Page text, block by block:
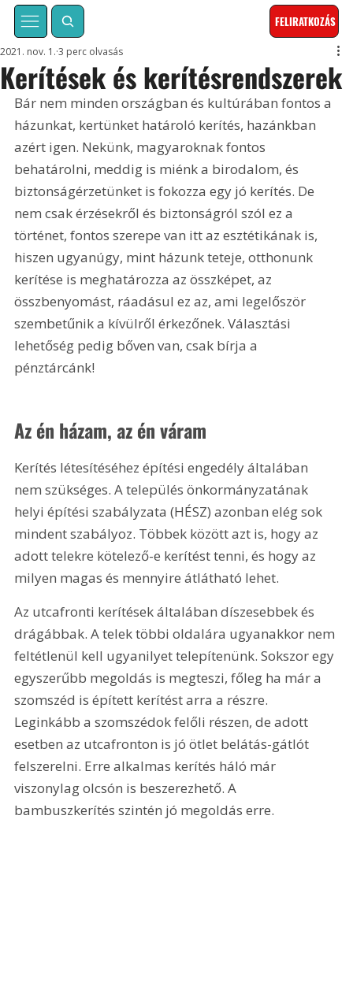
FELIRATKOZÁS
Kerítések és kerítésrendszerek
2021. nov. 1. 3 perc olvasás
Bár nem minden országban és kultúrában fontos a
házunkat, kertünket határoló kerítés, hazánkban
azért igen. Nekünk, magyaroknak fontos
behatárolni, meddig is miénk a birodalom, és
biztonságérzetünket is fokozza egy jó kerítés. De
nem csak érzésekről és biztonságról szól ez a
történet, fontos szerepe van itt az esztétikának is,
hiszen ugyanúgy, mint házunk teteje, otthonunk
kerítése is meghatározza az összképet, az
összbenyomást, ráadásul ez az, ami legelőször
szembetűnik a kívülről érkezőnek. Választási
lehetőség pedig bőven van, csak bírja a
pénztárcánk!
Az én házam, az én váram
Kerítés létesítéséhez építési engedély általában
nem szükséges. A település önkormányzatának
helyi építési szabályzata (HÉSZ) azonban elég sok
mindent szabályoz. Többek között azt is, hogy az
adott telekre kötelező-e kerítést tenni, és hogy az
milyen magas és mennyire átlátható lehet.
Az utcafronti kerítések általában díszesebbek és
drágábbak. A telek többi oldalára ugyanakkor nem
feltétlenül kell ugyanilyet telepítenünk. Sokszor egy
egyszerűbb megoldás is megteszi, főleg ha már a
szomszéd is épített kerítést arra a részre.
Leginkább a szomszédok felőli részen, de adott
esetben az utcafronton is jó ötlet belátás-gátlót
felszerelni. Erre alkalmas kerítés háló már
viszonylag olcsón is beszerezhető. A
bambuszkerítés szintén jó megoldás erre.